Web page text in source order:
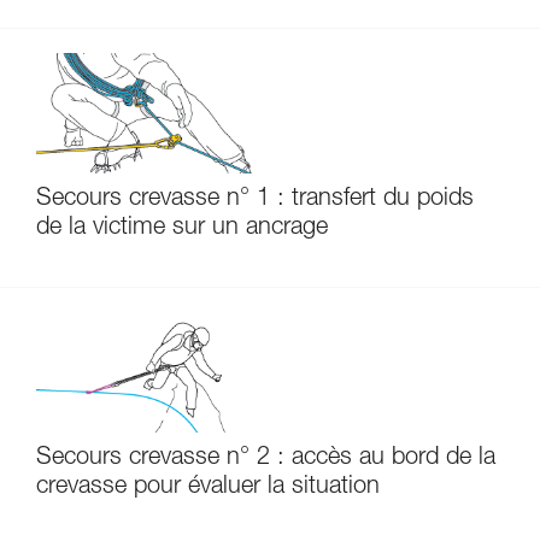
Secours crevasse n° 1 : transfert du poids
de la victime sur un ancrage
Secours crevasse n° 2 : accès au bord de la
crevasse pour évaluer la situation